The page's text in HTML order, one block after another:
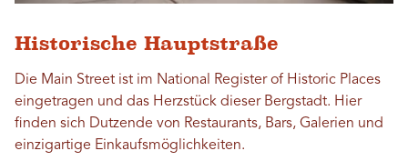
Historische Hauptstraße
Die Main Street ist im National Register of Historic Places
eingetragen und das Herzstück dieser Bergstadt. Hier
finden sich Dutzende von Restaurants, Bars, Galerien und
einzigartige Einkaufsmöglichkeiten.